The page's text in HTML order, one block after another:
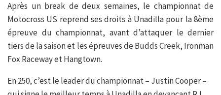
Après un break de deux semaines, le championnat de
Motocross US reprend ses droits à Unadilla pour la 8ème
épreuve du championnat, avant d’attaquer le dernier
tiers de la saison et les épreuves de Budds Creek, Ironman
Fox Raceway et Hangtown.
En 250, c’est le leader du championnat – Justin Cooper –